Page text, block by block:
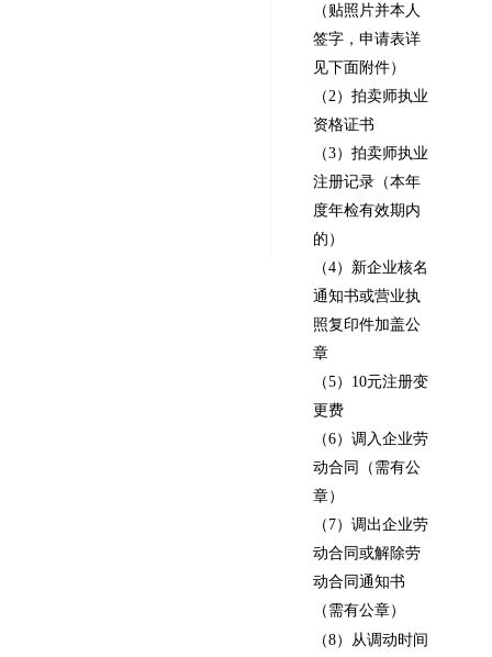
（贴照片并本人
签字，申请表详
见下面附件）
（2）拍卖师执业
资格证书
（3）拍卖师执业
注册记录（本年
度年检有效期内
的）
（4）新企业核名
通知书或营业执
照复印件加盖公
章
（5）10元注册变
更费
（6）调入企业劳
动合同（需有公
章）
（7）调出企业劳
动合同或解除劳
动合同通知书
（需有公章）
（8）从调动时间